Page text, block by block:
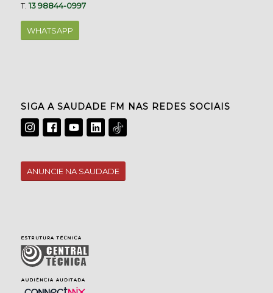
T.13 98844-0997
WHATSAPP
SIGA A SAUDADE FM NAS REDES SOCIAIS
ANUNCIE NA SAUDADE